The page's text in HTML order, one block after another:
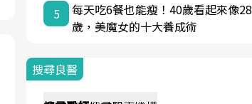
5
每天吃6餐也能瘦！40歲看起來像28
歲，美魔女的十大養成術
搜尋良醫